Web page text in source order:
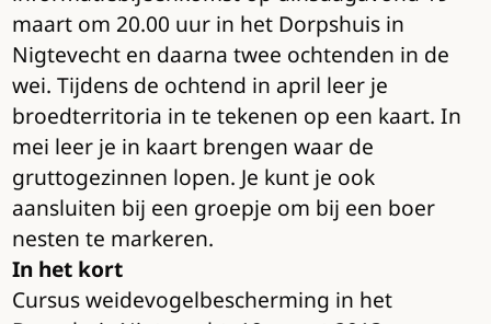
maart om 20.00 uur in het Dorpshuis in
Nigtevecht en daarna twee ochtenden in de
wei. Tijdens de ochtend in april leer je
broedterritoria in te tekenen op een kaart. In
mei leer je in kaart brengen waar de
gruttogezinnen lopen. Je kunt je ook
aansluiten bij een groepje om bij een boer
nesten te markeren.
In het kort
Cursus weidevogelbescherming in het